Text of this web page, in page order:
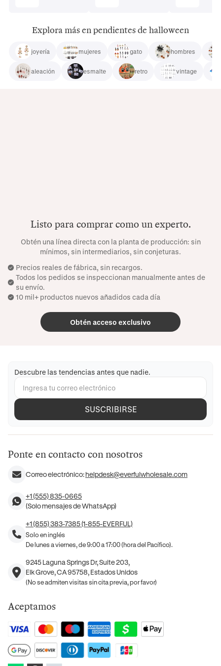
Explora más en pendientes de halloween
joyería mujeres gato hombres
aleación esmalte retro vintage
Listo para comprar como un experto.
Obtén una línea directa con la planta de producción: sin
mínimos, sin intermediarios, sin conjeturas.
Precios reales de fábrica, sin recargos.
Todos los pedidos se inspeccionan manualmente antes de
su envío.
10 mil+ productos nuevos añadidos cada día
Obtén acceso exclusivo
Descubre las tendencias antes que nadie.
SUSCRIBIRSE
Ponte en contacto con nosotros
Correo electrónico:helpdesk@everfulwholesale.com
+1 (555) 835-0665
(Solo mensajes de WhatsApp)
+1 (855) 383-7385 (1-855-EVERFUL)
Solo en inglés
De lunes a viernes, de 9:00 a 17:00 (hora del Pacífico).
9245 Laguna Springs Dr, Suite 203,
Elk Grove, CA 95758, Estados Unidos
(No se admiten visitas sin cita previa, por favor)
Aceptamos